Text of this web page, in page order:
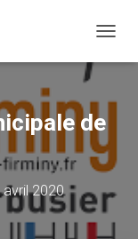
É
E
R
L
N
A
de
avril 2020